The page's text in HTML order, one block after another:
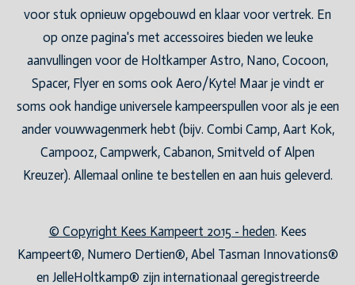
voor stuk opnieuw opgebouwd en klaar voor vertrek. En
op onze pagina's met accessoires bieden we leuke
aanvullingen voor de Holtkamper Astro, Nano, Cocoon,
Spacer, Flyer en soms ook Aero/Kyte! Maar je vindt er
soms ook handige universele kampeerspullen voor als je een
ander vouwwagenmerk hebt (bijv. Combi Camp, Aart Kok,
Campooz, Campwerk, Cabanon, Smitveld of Alpen
Kreuzer). Allemaal online te bestellen en aan huis geleverd.
© Copyright Kees Kampeert 2015 - heden. Kees
Kampeert®, Numero Dertien®, Abel Tasman Innovations®
en JelleHoltkamp® zijn internationaal geregistreerde